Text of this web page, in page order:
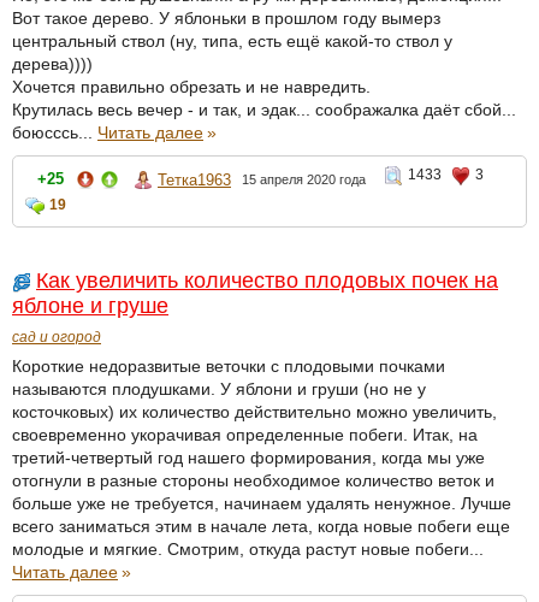
Вот такое дерево. У яблоньки в прошлом году вымерз
центральный ствол (ну, типа, есть ещё какой-то ствол у
дерева))))
Хочется правильно обрезать и не навредить.
Крутилась весь вечер - и так, и эдак... соображалка даёт сбой...
боюсссь... Читать далее»
+25 Тетка1963 15 апреля 2020 года 1433
3
19
Как увеличить количество плодовых почек на
яблоне и груше
сад и огород
Короткие недоразвитые веточки с плодовыми почками
называются плодушками. У яблони и груши (но не у
косточковых) их количество действительно можно увеличить,
своевременно укорачивая определенные побеги. Итак, на
третий-четвертый год нашего формирования, когда мы уже
отогнули в разные стороны необходимое количество веток и
больше уже не требуется, начинаем удалять ненужное. Лучше
всего заниматься этим в начале лета, когда новые побеги еще
молодые и мягкие. Смотрим, откуда растут новые побеги...
Читать далее»